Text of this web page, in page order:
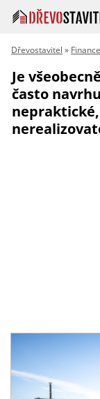
Dřevostavitel » Finance
Je
často